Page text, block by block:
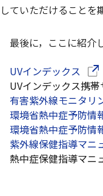
していただけることを
最後に，ここに紹介
UVインデックス （
UVインデックス携帯
有害紫外線モニタリ
環境省熱中症予防情
環境省熱中症予防情
紫外線保健指導マニ
熱中症保健指導マニ